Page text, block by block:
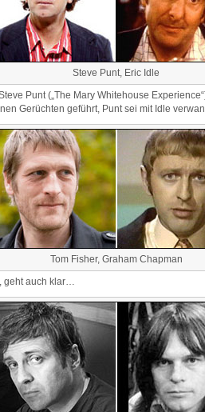
Steve Punt, Eric Idle
Punt („The Mary Whitehouse
Gerüchten geführt, Punt sei mit Idle
Tom Fisher, Graham Chapman
geht auch klar…